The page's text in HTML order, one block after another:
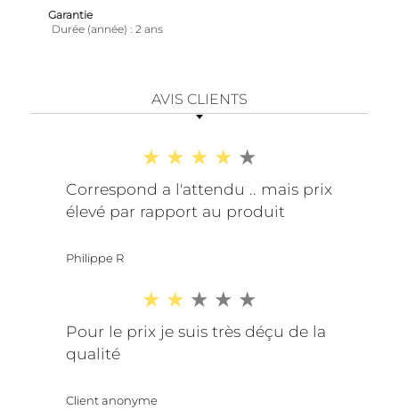
Garantie
Durée (année)
2 ans
AVIS CLIENTS
Correspond a l'attendu .. mais prix
élevé par rapport au produit
Philippe R
Pour le prix je suis très déçu de la
qualité
Client anonyme